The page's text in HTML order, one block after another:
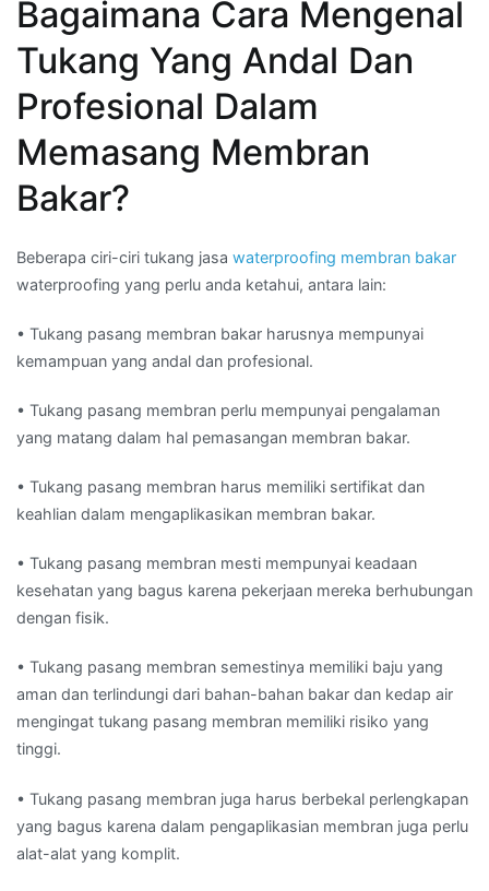
Bagaimana Cara Mengenal
Tukang Yang Andal Dan
Profesional Dalam
Memasang Membran
Bakar?
Beberapa ciri-ciri tukang jasa waterproofing membran bakar
waterproofing yang perlu anda ketahui, antara lain:
• Tukang pasang membran bakar harusnya mempunyai
kemampuan yang andal dan profesional.
• Tukang pasang membran perlu mempunyai pengalaman
yang matang dalam hal pemasangan membran bakar.
• Tukang pasang membran harus memiliki sertifikat dan
keahlian dalam mengaplikasikan membran bakar.
• Tukang pasang membran mesti mempunyai keadaan
kesehatan yang bagus karena pekerjaan mereka berhubungan
dengan fisik.
• Tukang pasang membran semestinya memiliki baju yang
aman dan terlindungi dari bahan-bahan bakar dan kedap air
mengingat tukang pasang membran memiliki risiko yang
tinggi.
• Tukang pasang membran juga harus berbekal perlengkapan
yang bagus karena dalam pengaplikasian membran juga perlu
alat-alat yang komplit.